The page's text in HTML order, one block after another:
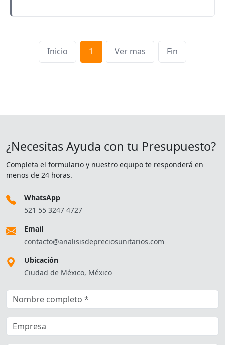
Inicio 1 Ver mas Fin
¿Necesitas Ayuda con tu Presupuesto?
Completa el formulario y nuestro equipo te responderá en
menos de 24 horas.
WhatsApp
521 55 3247 4727
Email
contacto@analisisdepreciosunitarios.com
Ubicación
Ciudad de México, México